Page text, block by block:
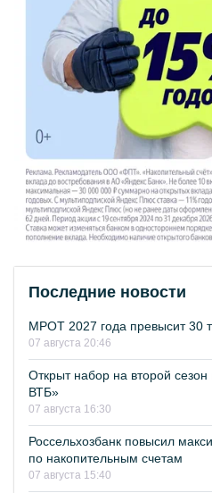
Последние новости
МРОТ 2027 года превысит 30
07 августа 20:46
Открыт набор на второй
ВТБ»
07 августа 16:30
Россельхозбанк повысил
по накопительным счетам
07 августа 15:40